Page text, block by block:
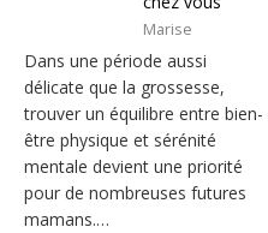
Marise
Dans une période aussi
délicate que la grossesse,
trouver un équilibre entre bien-
être physique et sérénité
mentale devient une priorité
pour de nombreuses futures
mamans.…